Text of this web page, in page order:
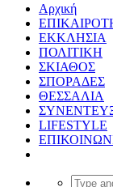
Αρχική
ΕΚΚΛΗΣΙΑ
ΠΟΛΙΤΙΚΗ
ΣΚΙΑΘΟΣ
ΣΠΟΡΑΔΕΣ
ΘΕΣΣΑΛΙΑ
LIFESTYLE